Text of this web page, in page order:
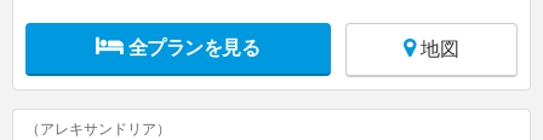
全プランを見る 地図
（アレキサンドリア）